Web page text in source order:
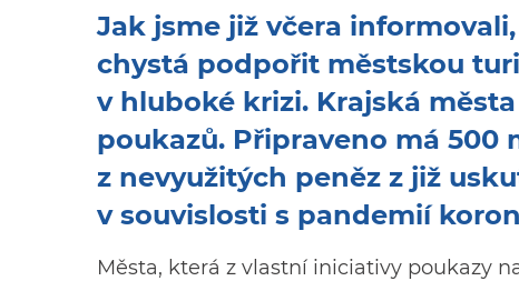
Jak jsme již včera
chystá podpořit městskou
v hluboké krizi. Krajská
poukazů. Připraveno má
z nevyužitých peněz z již
v souvislosti s pandemií
Města, která z vlastní iniciativy poukazy